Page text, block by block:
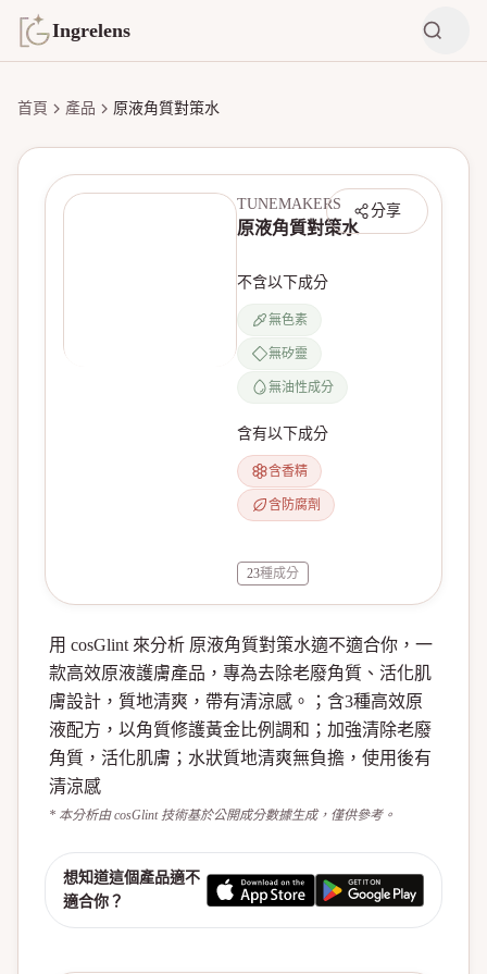
Ingrelens
首頁 產品 原液角質對策水
分享
TUNEMAKERS
原液角質對策水
不含以下成分
無色素
無矽靈
無油性成分
含有以下成分
含香精
含防腐劑
23種成分
用 cosGlint 來分析 原液角質對策水適不適合你，一
款高效原液護膚產品，專為去除老廢角質、活化肌
膚設計，質地清爽，帶有清涼感。；含3種高效原
液配方，以角質修護黃金比例調和；加強清除老廢
角質，活化肌膚；水狀質地清爽無負擔，使用後有
清涼感
* 本分析由 cosGlint 技術基於公開成分數據生成，僅供參考。
想知道這個產品適不
適合你？